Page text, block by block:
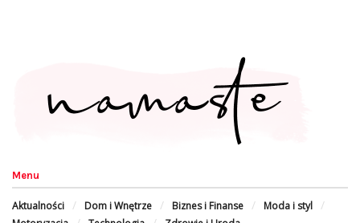
Menu
Aktualności Dom i Wnętrze Biznes i Finanse
Moda i styl